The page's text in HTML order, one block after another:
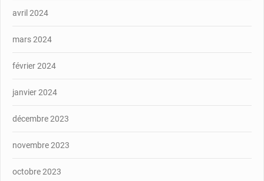
avril 2024
mars 2024
février 2024
janvier 2024
décembre 2023
novembre 2023
octobre 2023